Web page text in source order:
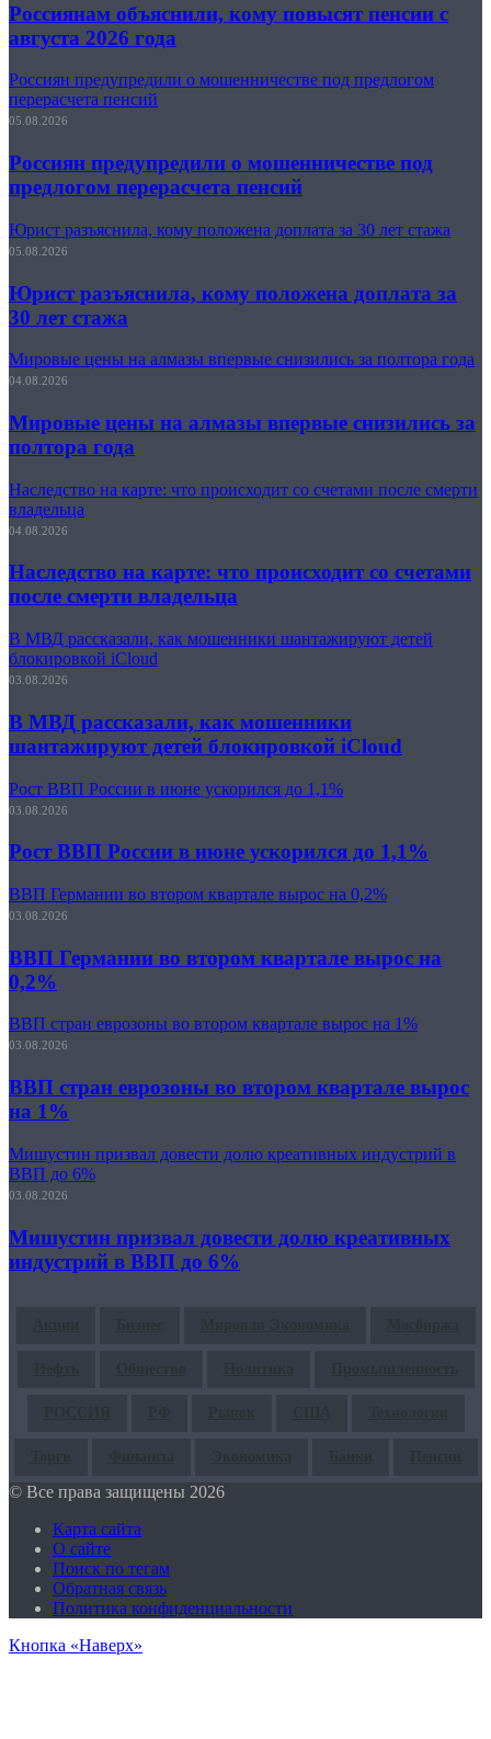
Россиянам объяснили, кому повысят пенсии с
августа 2026 года
Россиян предупредили о мошенничестве под предлогом
перерасчета пенсий
05.08.2026
Россиян предупредили о мошенничестве под
предлогом перерасчета пенсий
Юрист разъяснила, кому положена доплата за 30 лет стажа
05.08.2026
Юрист разъяснила, кому положена доплата за
30 лет стажа
Мировые цены на алмазы впервые снизились за полтора года
04.08.2026
Мировые цены на алмазы впервые снизились за
полтора года
Наследство на карте: что происходит со счетами после смерти
владельца
04.08.2026
Наследство на карте: что происходит со счетами
после смерти владельца
В МВД рассказали, как мошенники шантажируют детей
блокировкой iCloud
03.08.2026
В МВД рассказали, как мошенники
шантажируют детей блокировкой iCloud
Рост ВВП России в июне ускорился до 1,1%
03.08.2026
Рост ВВП России в июне ускорился до 1,1%
ВВП Германии во втором квартале вырос на 0,2%
03.08.2026
ВВП Германии во втором квартале вырос на
0,2%
ВВП стран еврозоны во втором квартале вырос на 1%
03.08.2026
ВВП стран еврозоны во втором квартале вырос
на 1%
Мишустин призвал довести долю креативных индустрий в
ВВП до 6%
03.08.2026
Мишустин призвал довести долю креативных
индустрий в ВВП до 6%
© Все права защищены 2026
Карта сайта
О сайте
Поиск по тегам
Обратная связь
Политика конфиденциальности
Кнопка «Наверх»